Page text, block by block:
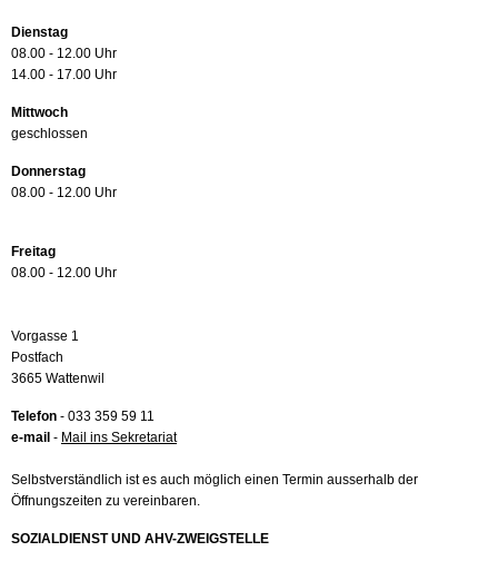
Dienstag
08.00 - 12.00 Uhr
14.00 - 17.00 Uhr
Mittwoch
geschlossen
Donnerstag
08.00 - 12.00 Uhr
Freitag
08.00 - 12.00 Uhr
Vorgasse 1
Postfach
3665 Wattenwil
Telefon - 033 359 59 11
e-mail - Mail ins Sekretariat
Selbstverständlich ist es auch möglich einen Termin ausserhalb der
Öffnungszeiten zu vereinbaren.
SOZIALDIENST UND AHV-ZWEIGSTELLE